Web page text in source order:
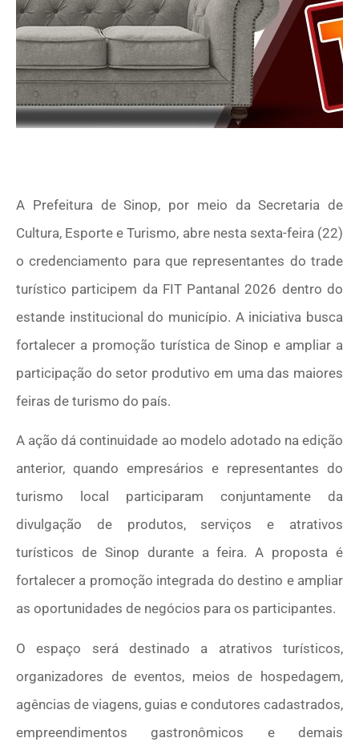
A Prefeitura de Sinop, por meio da Secretaria de
Cultura, Esporte e Turismo, abre nesta sexta-feira (22)
o credenciamento para que representantes do trade
turístico participem da FIT Pantanal 2026 dentro do
estande institucional do município. A iniciativa busca
fortalecer a promoção turística de Sinop e ampliar a
participação do setor produtivo em uma das maiores
feiras de turismo do país.
A ação dá continuidade ao modelo adotado na edição
anterior, quando empresários e representantes do
turismo local participaram conjuntamente da
divulgação de produtos, serviços e atrativos
turísticos de Sinop durante a feira. A proposta é
fortalecer a promoção integrada do destino e ampliar
as oportunidades de negócios para os participantes.
O espaço será destinado a atrativos turísticos,
organizadores de eventos, meios de hospedagem,
agências de viagens, guias e condutores cadastrados,
empreendimentos gastronômicos e demais